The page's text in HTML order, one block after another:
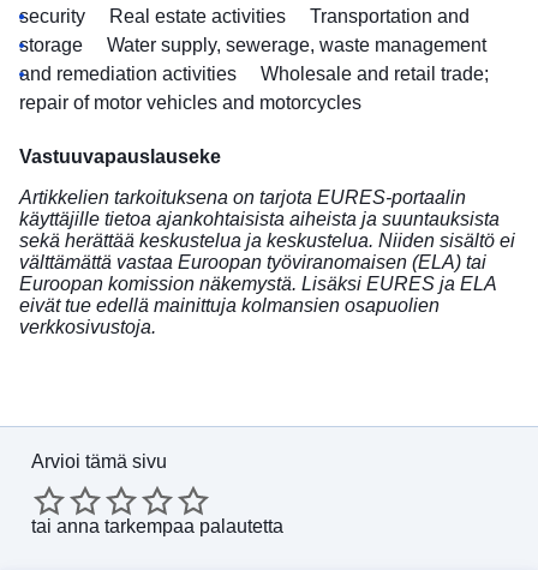
security
Real estate activities
Transportation and
storage
Water supply, sewerage, waste management
and remediation activities
Wholesale and retail trade;
repair of motor vehicles and motorcycles
Vastuuvapauslauseke
Artikkelien tarkoituksena on tarjota EURES-portaalin
käyttäjille tietoa ajankohtaisista aiheista ja suuntauksista
sekä herättää keskustelua ja keskustelua. Niiden sisältö ei
välttämättä vastaa Euroopan työviranomaisen (ELA) tai
Euroopan komission näkemystä. Lisäksi EURES ja ELA
eivät tue edellä mainittuja kolmansien osapuolien
verkkosivustoja.
Arvioi tämä sivu
tai anna tarkempaa palautetta